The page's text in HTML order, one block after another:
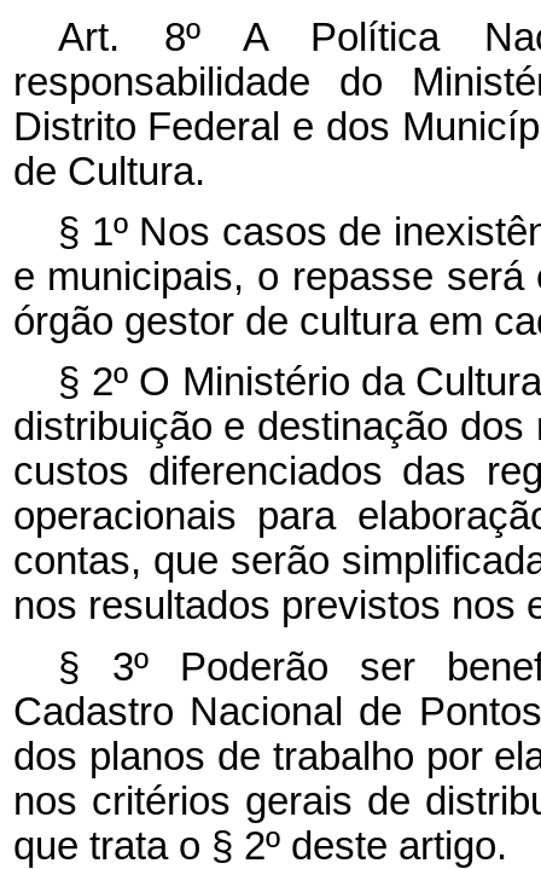
Art. 8º A Política
responsabilidade do
Distrito Federal e dos
de Cultura.
§ 1º Nos casos de
e municipais, o repasse
órgão gestor de cultura em
§ 2º O Ministério da
distribuição e destinação
custos diferenciados das
operacionais para
contas, que serão
nos resultados previstos nos
§ 3º Poderão ser
Cadastro Nacional de
dos planos de trabalho por
nos critérios gerais de
que trata o § 2º deste artigo.